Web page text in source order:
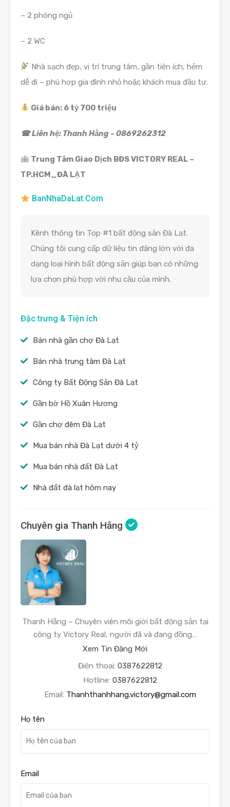
– 2 phòng ngủ
– 2 WC
Nhà sạch đẹp, vị trí trung tâm, gần tiện ích, hẻm
dễ đi – phù hợp gia đình nhỏ hoặc khách mua đầu tư.
Giá bán: 6 tỷ 700 triệu
☎ Liên hệ: Thanh Hằng – 0869262312
Trung Tâm Giao Dịch BĐS VICTORY REAL –
TP.HCM_ĐÀ LẠT
BanNhaDaLat.Com
Kênh thông tin Top #1 bất động sản Đà Lạt.
Chúng tôi cung cấp dữ liệu tin đăng lớn với đa
dạng loại hình bất động sản giúp bạn có những
lựa chọn phù hợp với nhu cầu của mình.
Đặc trưng & Tiện ích
Bán nhà gần chợ Đà Lạt
Bán nhà trung tâm Đà Lạt
Công ty Bất Động Sản Đà Lạt
Gần bờ Hồ Xuân Hương
Gần chợ đêm Đà Lạt
Mua bán nhà Đà Lạt dưới 4 tỷ
Mua bán nhà đất Đà Lạt
Nhà đất đà lạt hôm nay
Chuyên gia Thanh Hằng
Thanh Hằng – Chuyên viên môi giới bất động sản tại
công ty Victory Real, người đã và đang đồng…
Xem Tin Đăng Mới
Điện thoại: 0387622812
Hotline: 0387622812
Email: Thanhthanhhang.victory@gmail.com
Họ tên
Email